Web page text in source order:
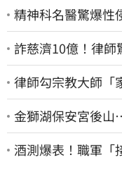
精神科名醫驚爆性
詐慈濟10億！律師
律師勾宗教大師
金獅湖保安宮後山
身份曝
酒測爆表！職軍「